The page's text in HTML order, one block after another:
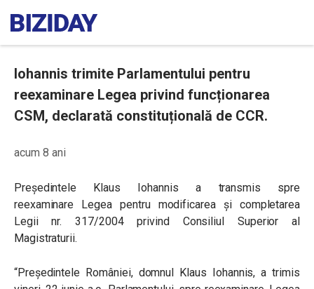
Iohannis trimite Parlamentului pentru
reexaminare Legea privind funcționarea
CSM, declarată constituțională de CCR.
acum 8 ani
Președintele Klaus Iohannis a transmis spre
reexaminare Legea pentru modificarea şi completarea
Legii nr. 317/2004 privind Consiliul Superior al
Magistraturii.
“Președintele României, domnul Klaus Iohannis, a trimis